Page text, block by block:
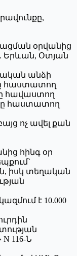
օրվանից
Երևան, Օտյան
անձի
հաստատող
հավաստող
հաստատող
ոչ ավել քան
հինգ օր
իսկ տեղական
է 10.000
116-Ն